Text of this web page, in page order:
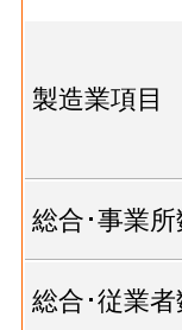
製造業項目
総合･事業所
総合･従業者